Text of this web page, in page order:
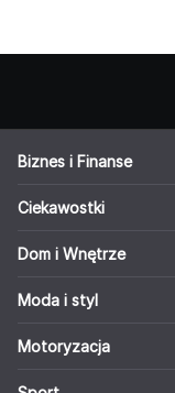
Biznes i Finanse
Ciekawostki
Dom i Wnętrze
Moda i styl
Motoryzacja